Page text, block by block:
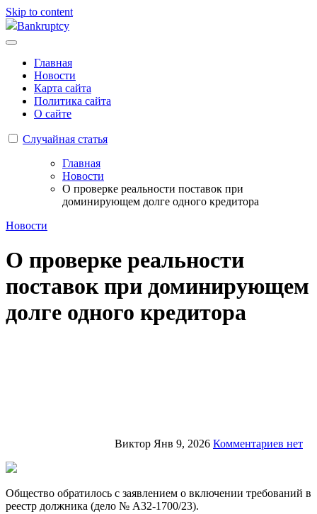
Skip to content
Bankruptcy
Главная
Новости
Карта сайта
Политика сайта
О сайте
Случайная статья
Главная
Новости
О проверке реальности поставок при
доминирующем долге одного кредитора
Новости
О проверке реальности
поставок при доминирующем
долге одного кредитора
Виктор Янв 9, 2026 Комментариев нет
Общество обратилось с заявлением о включении требований в
реестр должника (дело № А32-1700/23).